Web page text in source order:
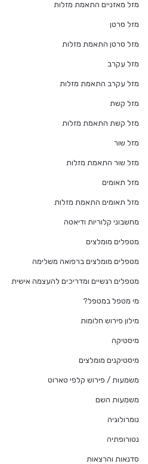
מזל מאזניים התאמת מזלות
מזל סרטן
מזל סרטן התאמת מזלות
מזל עקרב
מזל עקרב התאמת מזלות
מזל קשת
מזל קשת התאמת מזלות
מזל שור
מזל שור התאמת מזלות
מזל תאומים
מזל תאומים התאמת מזלות
מחשבוני קלוריות ודיאטה
מטפלים מומלצים
מטפלים מומלצים ברפואה משלימה
מטפלים רגשיים ומדריכים להעצמה אישית
מי מטפל במטפל?
מילון פירוש חלומות
מיסטיקה
מיסטיקנים מומלצים
משמעות / פירוש קלפי טארוט
משמעות השם
נומרולוגיה
נטורופתיה
סדנאות והרצאות